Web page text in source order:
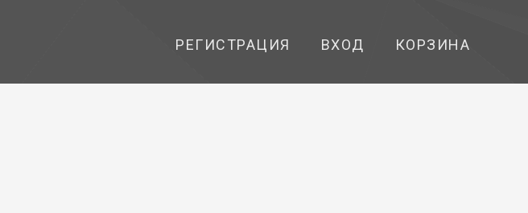
РЕГИСТРАЦИЯ ВХОД КОРЗИНА